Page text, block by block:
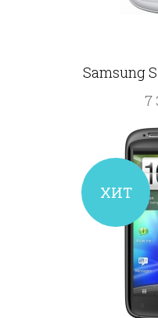
Samsung
7
ХИТ